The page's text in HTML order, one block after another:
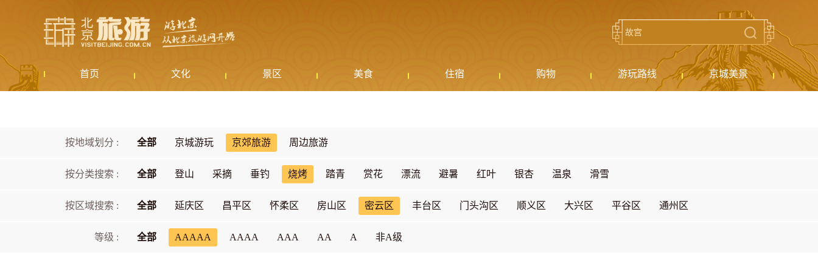
首页 文化 景区 美食 住宿 购物 游玩路线 京城美景
按地域划分 : 全部 京城游玩 京郊旅游 周边旅游
按分类搜索 : 全部 登山 采摘 垂钓 烧烤 踏青 赏花 漂流 避暑 红叶 银杏 温泉 滑雪
按区域搜索 : 全部 延庆区 昌平区 怀柔区 房山区 密云区 丰台区 门头沟区 顺义区 大兴区 平谷区 通州区
等级 : 全部 AAAAA AAAA AAA AA A 非A级